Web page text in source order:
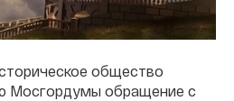
общество
Мосгордумы обращение с